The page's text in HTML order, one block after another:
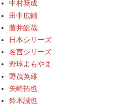
中村奨成
田中広輔
藤井皓哉
日本シリーズ
名言シリーズ
野球よもやま
野茂英雄
矢崎拓也
鈴木誠也